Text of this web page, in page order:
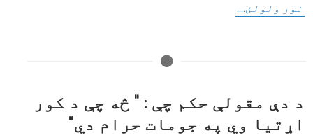
نور ولولئ....
د دې مقولې حکم چې : " څه چې د کور
اړتیا وي په جومات حرام دي"